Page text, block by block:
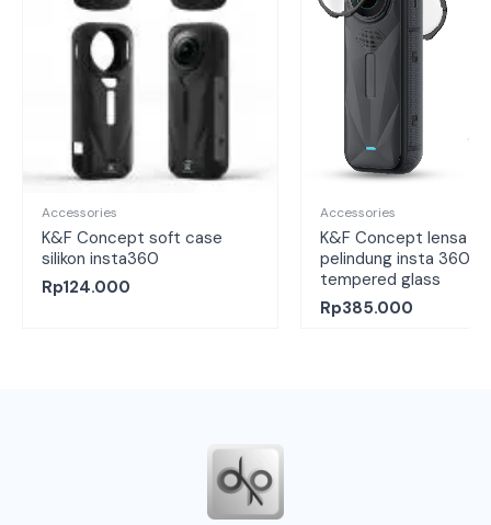
Accessories
K&F Concept soft case
silikon insta360
Rp124.000
Accessories
K&F Concept lensa
pelindung insta 360 x
tempered glass
Rp385.000